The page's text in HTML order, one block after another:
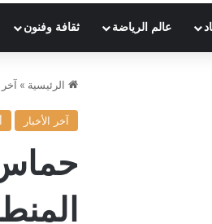
عالم الرياضة ثقافة وفنون
الرئيسية » آخر
آخر الأخبار